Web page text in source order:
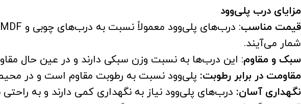
مزایای درب پلی‌وود
قیمت مناسب
شمار می‌آیند.
سبک و مقاوم: این درب‌ها به نسبت وزن سبکی دارند و در عین حال
مقاومت در برابر رطوبت: پلی‌وود نسبت به رطوبت مقاوم است و در
نگهداری آسان: درب‌های پلی‌وود نیاز به نگهداری کمی دارند و به